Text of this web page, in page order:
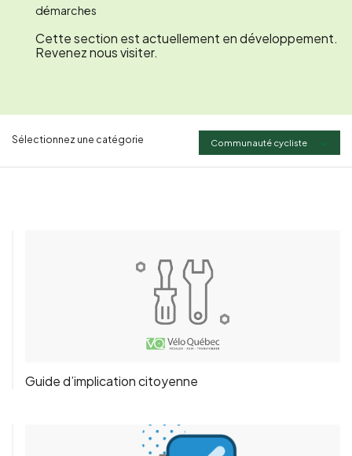
démarches
Cette section est actuellement en développement.
Revenez nous visiter.
Sélectionnez une catégorie Communauté cycliste
Guide d’implication citoyenne